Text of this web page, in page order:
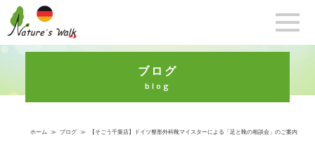
ブログ
blog
ホーム ≫ ブログ ≫ 【そごう千葉店】ドイツ整形外科靴マイスターによる「足と靴の相談会」のご案内